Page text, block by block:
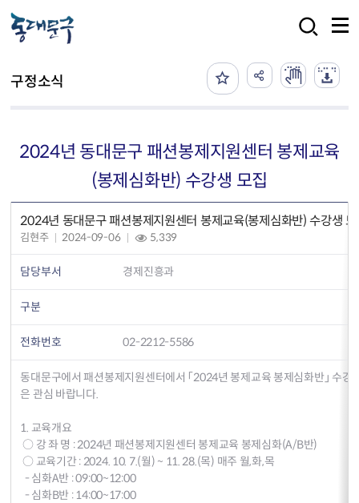
구정소식
2024년 동대문구 패션봉제지원센터 봉제교육
(봉제심화반) 수강생 모집
2024년 동대문구 패션봉제지원센터 봉제교육(봉제심화반) 수강생
김현주 2024-09-06 5,339
담당부서 경제진흥과
구분
전화번호 02-2212-5586
동대문구에서 패션봉제지원센터에서 「2024년 봉제교육 봉제심화반」 수
은 관심 바랍니다.
1. 교육개요
○ 강 좌 명 : 2024년 패션봉제지원센터 봉제교육 봉제심화(A/B반)
○ 교육기간 : 2024. 10. 7.(월) ~ 11. 28.(목) 매주 월,화,목
- 심화A반 : 09:00~12:00
- 심화B반 : 14:00~17:00